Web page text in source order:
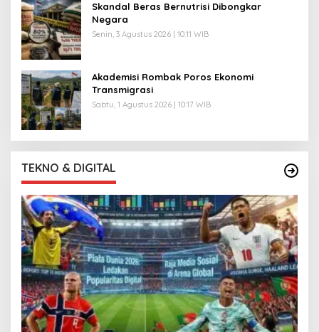
Skandal Beras Bernutrisi Dibongkar
Negara
Senin, 3 Agustus 2026 | 10:11 WIB
Akademisi Rombak Poros Ekonomi
Transmigrasi
Sabtu, 1 Agustus 2026 | 10:17 WIB
TEKNO & DIGITAL